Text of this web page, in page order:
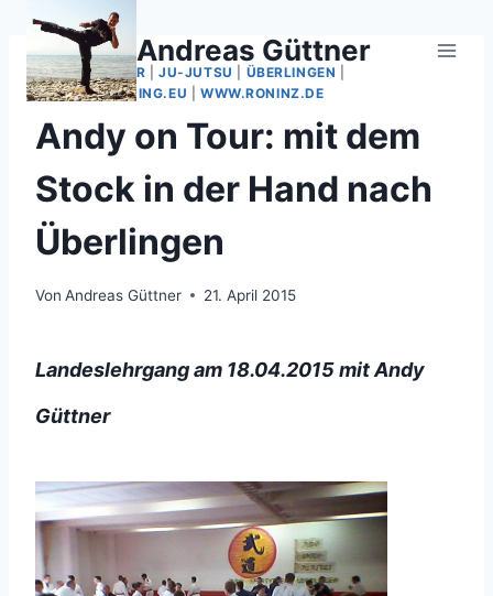
Zum
springen
Andreas Güttner
ANDY ON TOUR JU-JUTSU ÜBERLINGEN
WAFFENTRAINING.EU
WWW.RONINZ.DE
Andy on Tour: mit dem
Stock in der Hand nach
Überlingen
Von Andreas Güttner 21. April 2015
Landeslehrgang am 18.04.2015 mit Andy
Güttner